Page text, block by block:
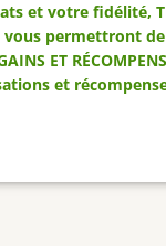
et votre fidélité,
permettront de
ET
et